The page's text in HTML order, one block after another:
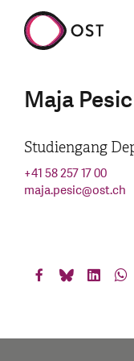
Maja Pesic
Studiengang
+41 58 257 17 00
maja.pesic@ost.ch